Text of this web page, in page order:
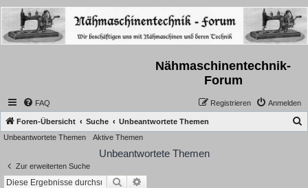
Nähmaschinentechnik-
Forum
FAQ Anmelden
Registrieren
Foren-Übersicht Suche Unbeantwortete Themen
Unbeantwortete Themen Aktive Themen
Unbeantwortete Themen
Zur erweiterten Suche
Suche